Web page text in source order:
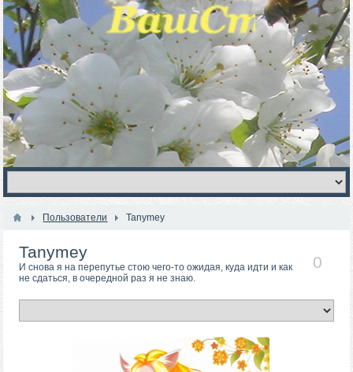
Пользователи Tanymey
0
Tanymey
И снова я на перепутье стою чего-то ожидая, куда идти и как
не сдаться, в очередной раз я не знаю.